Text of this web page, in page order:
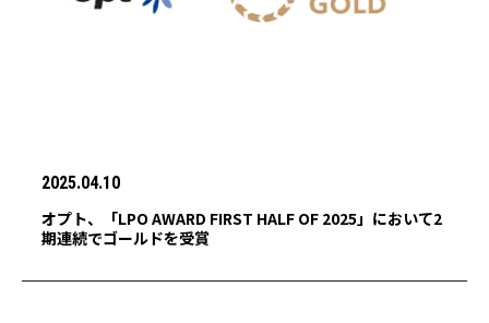
2025.04.10
オプト、「LPO AWARD FIRST HALF OF 2025」において2
期連続でゴールドを受賞